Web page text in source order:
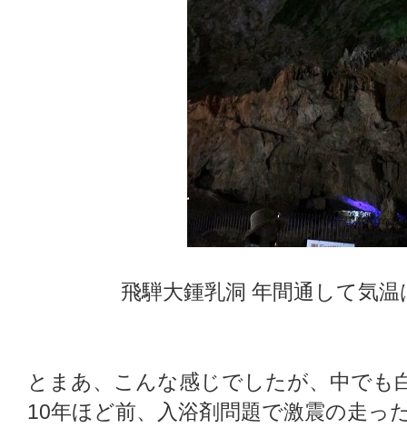
飛騨大鍾乳洞 年間通して気
とまあ、こんな感じでしたが、中でも
10年ほど前、入浴剤問題で激震の走っ